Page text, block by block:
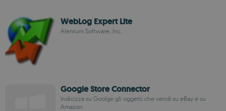
WebLog Expert Lite
Alentum Software, Inc.
Google Store Connector
Indicizza su Goolge gli oggetti che vendi su eBay e su
Amazon